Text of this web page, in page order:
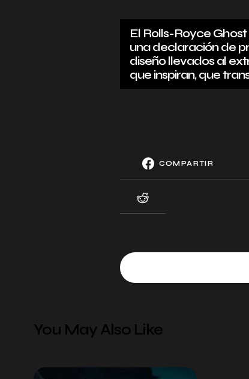
El Rolls-Royce
una declaración de
diseño llevados al
que inspiran, que
COMPARTIR
You May Also Like